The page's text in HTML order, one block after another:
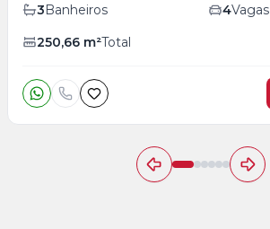
3Banheiros 4Vagas
250,66 m²Total